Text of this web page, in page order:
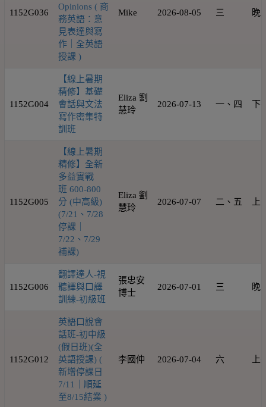
1152G036
Opinions ( 商
務英語：意
見表達與寫
作｜全英語
授課 )
Mike 2026-08-05 三 晚
1152G004
【線上暑期
精修】基礎
會話與文法
寫作密集特
訓班
Eliza 劉
慧玲
2026-07-13 一、四 下
1152G005
【線上暑期
精修】全新
多益實戰
班 600-800
分 (中高級)
(7/21、7/28
停課｜
7/22、7/29
補課)
Eliza 劉
慧玲
2026-07-07 二、五 上
1152G006
翻譯達人-視
聽譯與口譯
訓練-初級班
張忠安
博士
2026-07-01 三 晚
1152G012
英語口說會
話班-初中級
(假日班)(全
英語授課) (
新增停課日
7/11｜順延
至8/15結業 )
李國仲 2026-07-04 六 上